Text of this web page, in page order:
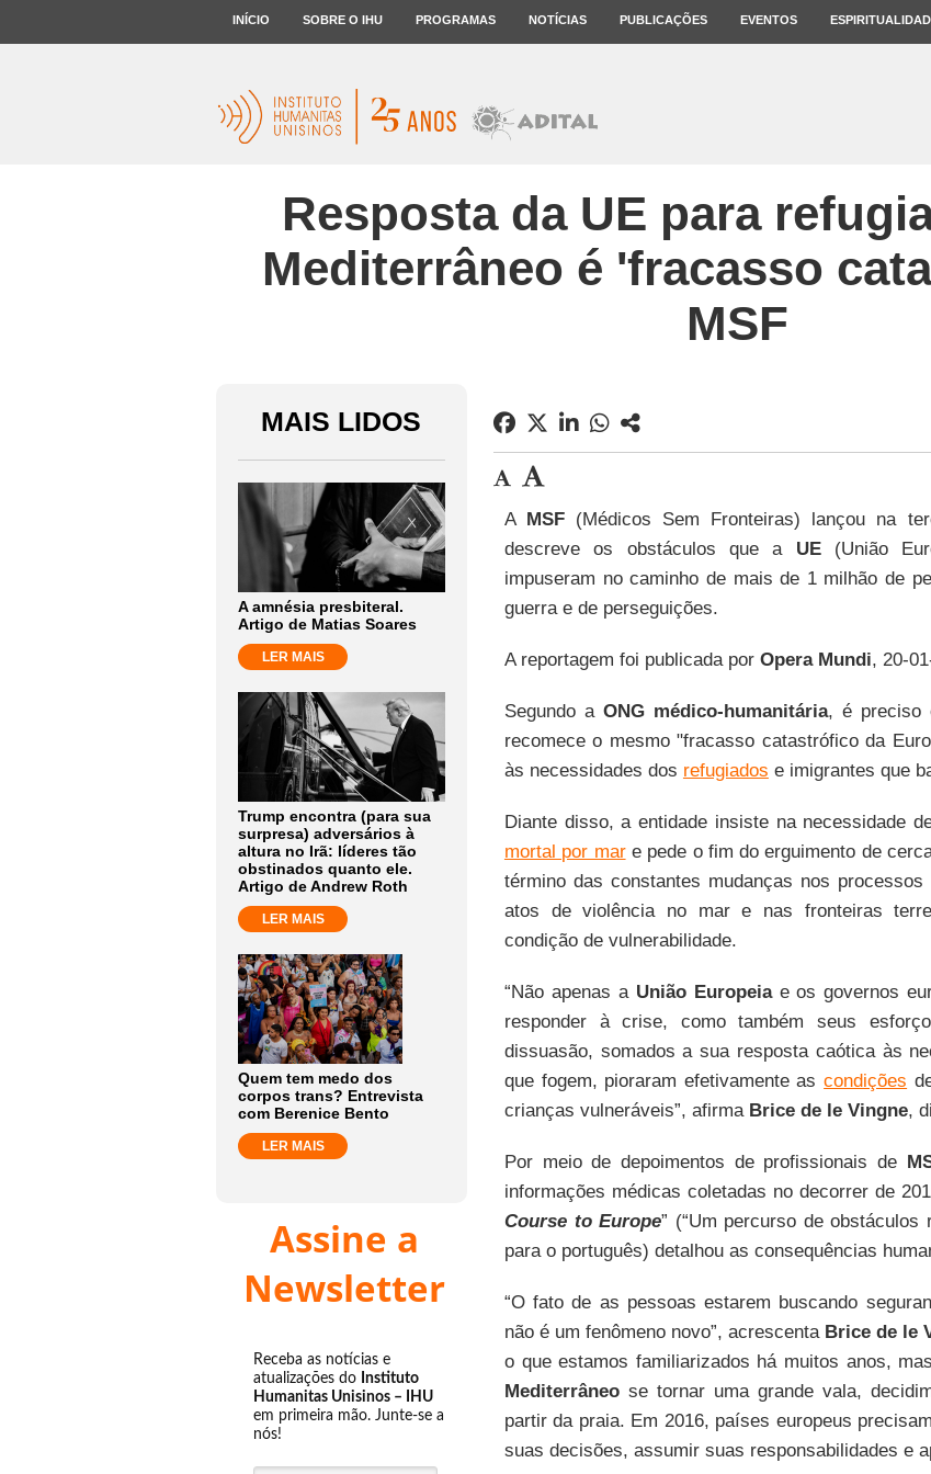
INÍCIO SOBRE O IHU PROGRAMAS NOTÍCIAS PUBLICAÇÕES EVENTOS
Resposta da UE para
Mediterrâneo é 'fracasso
MSF
MAIS LIDOS
A amnésia presbiteral.
Artigo de Matias Soares
LER MAIS
Trump encontra (para sua
surpresa) adversários à
altura no Irã: líderes tão
obstinados quanto ele.
Artigo de Andrew Roth
LER MAIS
Quem tem medo dos
corpos trans? Entrevista
com Berenice Bento
LER MAIS
Assine a
Newsletter
Receba as notícias e
atualizações do Instituto
Humanitas Unisinos – IHU
em primeira mão. Junte-se a
nós!
A MSF (Médicos Sem Fronteiras) lançou na
descreve os obstáculos que a UE(União
impuseram no caminho de mais de 1 milhão de
guerra e de perseguições.
A reportagem foi publicada por Opera Mundi, 20-
Segundo a ONG médico-humanitária, é preciso
recomece o mesmo "fracasso catastrófico da
às necessidades dos refugiados e imigrantes que
Diante disso, a entidade insiste na necessidade
mortal por mare pede o fim do erguimento de
término das constantes mudanças nos
atos de violência no mar e nas fronteiras
condição de vulnerabilidade.
“Não apenas a União Europeiae os governos
responder à crise, como também seus
dissuasão, somados a sua resposta caótica às
que fogem, pioraram efetivamente ascondições
crianças vulneráveis”, afirma Brice de le Vingne,
Por meio de depoimentos de profissionais de
informações médicas coletadas no decorrer de
Course to Europe” (“Um percurso de
para o português) detalhou as consequências
“O fato de as pessoas estarem buscando
não é um fenômeno novo”, acrescenta Brice de le
o que estamos familiarizados há muitos anos,
Mediterrâneose tornar uma grande vala,
partir da praia. Em 2016, países europeus
suas decisões, assumir suas responsabilidades e